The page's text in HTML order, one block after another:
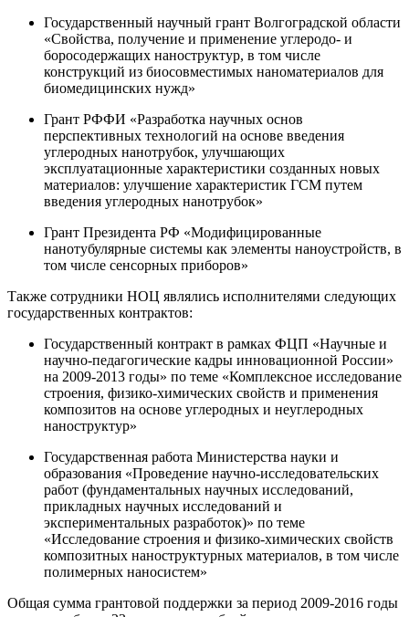
Государственный научный грант Волгоградской области
«Свойства, получение и применение углеродо- и
боросодержащих наноструктур, в том числе
конструкций из биосовместимых наноматериалов для
биомедицинских нужд»
Грант РФФИ «Разработка научных основ
перспективных технологий на основе введения
углеродных нанотрубок, улучшающих
эксплуатационные характеристики созданных новых
материалов: улучшение характеристик ГСМ путем
введения углеродных нанотрубок»
Грант Президента РФ «Модифицированные
нанотубулярные системы как элементы наноустройств, в
том числе сенсорных приборов»
Также сотрудники НОЦ являлись исполнителями следующих
государственных контрактов:
Государственный контракт в рамках ФЦП «Научные и
научно-педагогические кадры инновационной России»
на 2009-2013 годы» по теме «Комплексное исследование
строения, физико-химических свойств и применения
композитов на основе углеродных и неуглеродных
наноструктур»
Государственная работа Министерства науки и
образования «Проведение научно-исследовательских
работ (фундаментальных научных исследований,
прикладных научных исследований и
экспериментальных разработок)» по теме
«Исследование строения и физико-химических свойств
композитных наноструктурных материалов, в том числе
полимерных наносистем»
Общая сумма грантовой поддержки за период 2009-2016 годы